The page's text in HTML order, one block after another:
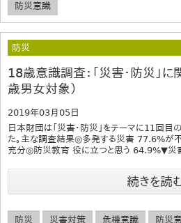
防災意識
防災
18歳意識調査：「災害・防災」
歳男女対象）
2019年03月05日
日本財団は「災害・防災」をテーマに11回目
た。主な調査結果​◎多発する災害 77.6%
充分◎防災教育 役に立つと思う 64.9%▼災
続きを読
防災 災害対策 危機意識 防災